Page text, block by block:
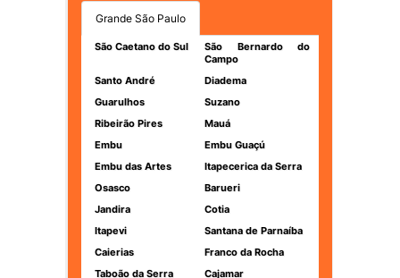
Grande São Paulo
São Caetano do Sul
São Bernardo do
Campo
Santo André
Diadema
Guarulhos
Suzano
Ribeirão Pires
Mauá
Embu
Embu Guaçú
Embu das Artes
Itapecerica da Serra
Osasco
Barueri
Jandira
Cotia
Itapevi
Santana de Parnaíba
Caierias
Franco da Rocha
Taboão da Serra
Cajamar